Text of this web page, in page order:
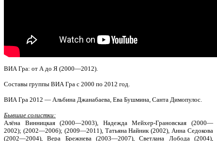
ВИА Гра: от А до Я (2000—2012).
Составы группы ВИА Гра с 2000 по 2012 год.
ВИА Гра 2012 — Альбина Джанабаева, Ева Бушмина, Санта Димопулос.
Бывшие солистки:
Алёна Винницкая (2000—2003), Надежда Мейхер-Грановская (2000—
2002); (2002—2006); (2009—2011), Татьяна Найник (2002), Анна Седокова
(2002—2004), Вера Брежнева (2003—2007), Светлана Лобода (2004),